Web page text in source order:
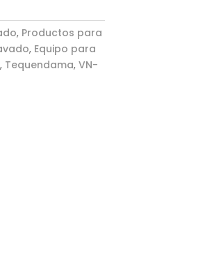
, Productos para
, Equipo para
, Tequendama, VN-